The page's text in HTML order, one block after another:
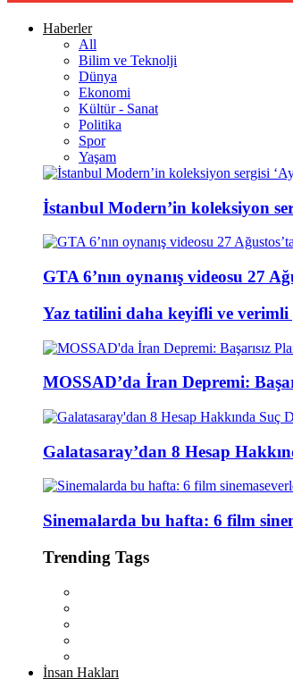
Haberler
All
Bilim ve Teknolji
Dünya
Ekonomi
Kültür - Sanat
Politika
Spor
Yaşam
İstanbul Modern’in koleksiyon
GTA 6’nın oynanış videosu 27
Yaz tatilini daha keyifli ve
MOSSAD’da İran Depremi:
Galatasaray’dan 8 Hesap
Sinemalarda bu hafta: 6 film
Trending Tags
İnsan Hakları